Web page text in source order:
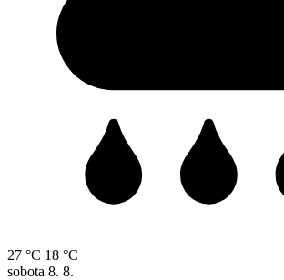
27 °C 18 °C
sobota 8. 8.